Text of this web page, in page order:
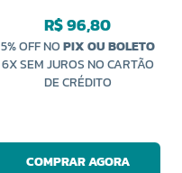
R$ 96,80
5% OFF NOPIX OU BOLETO
6X SEM JUROS NO CARTÃO
DE CRÉDITO
COMPRAR AGORA